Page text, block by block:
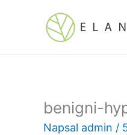
benigni-
Napsal admin /